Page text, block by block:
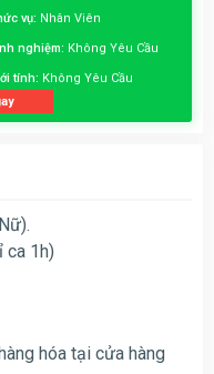
vụ: Nhân Viên
nghiệm: Không Yêu Cầu
tính: Không Yêu Cầu
ca 1h)
hóa tại cửa hàng